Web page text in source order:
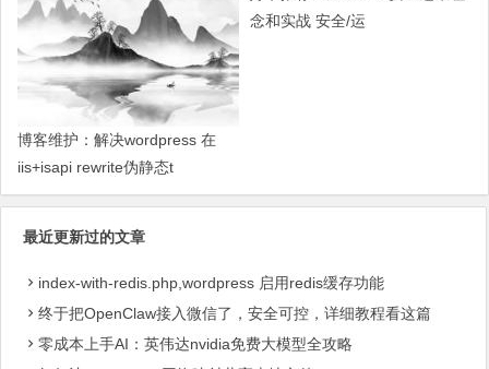
博客维护：解决wordpress 在
iis+isapi rewrite伪静态t
念和实战 安全/运
最近更新过的文章
index-with-redis.php,wordpress 启用redis缓存功能
终于把OpenClaw接入微信了，安全可控，详细教程看这篇
零成本上手AI：英伟达nvidia免费大模型全攻略